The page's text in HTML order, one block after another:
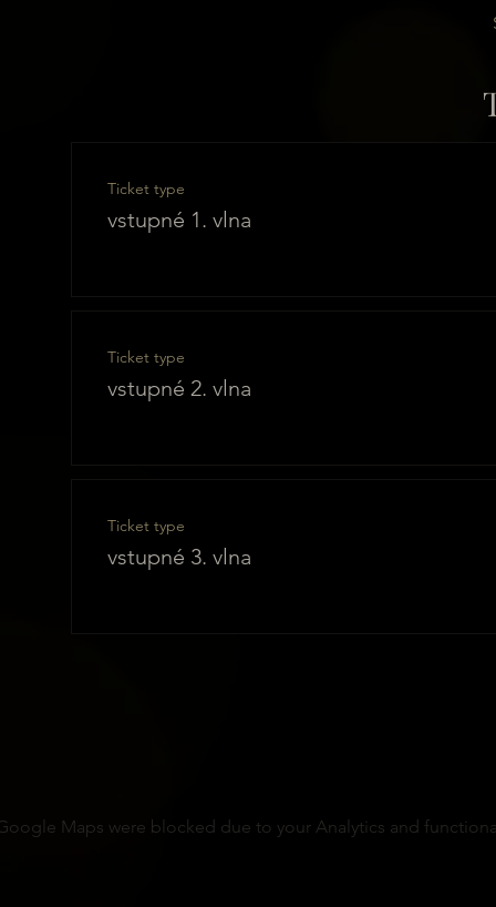
Ticket type
vstupné 1. vlna
Ticket type
vstupné 2. vlna
Ticket type
vstupné 3. vlna
Maps were blocked due to your Analytics and